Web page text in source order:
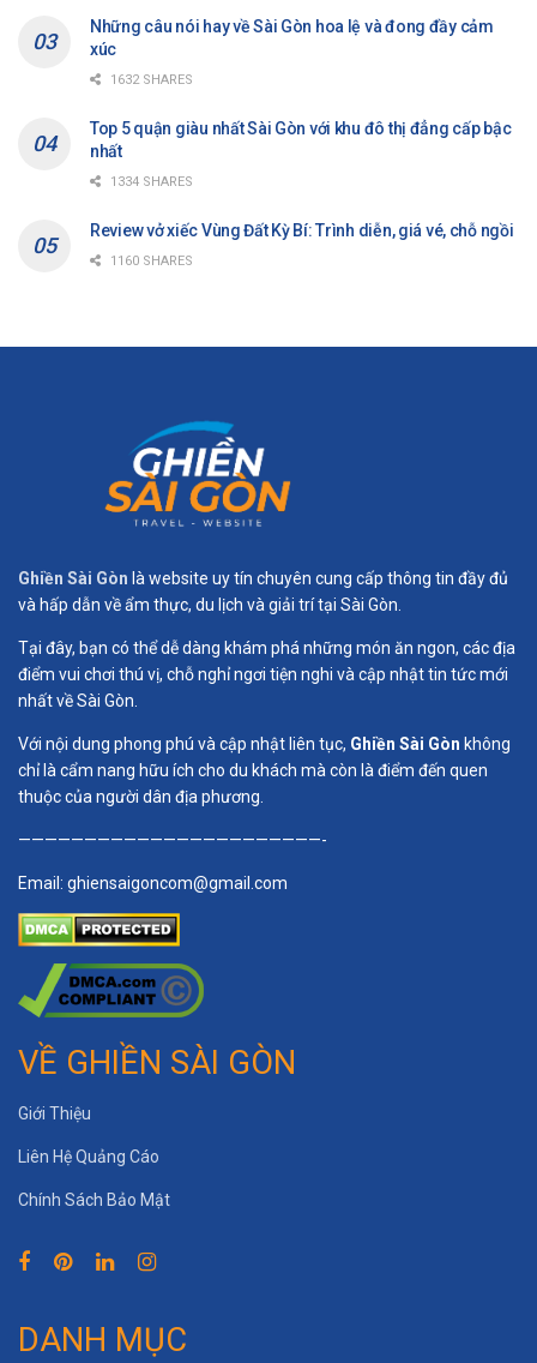
Những câu nói hay về Sài Gòn hoa lệ và đong đầy cảm
xúc
1632 SHARES
Top 5 quận giàu nhất Sài Gòn với khu đô thị đẳng cấp bậc
nhất
1334 SHARES
Review vở xiếc Vùng Đất Kỳ Bí: Trình diễn, giá vé, chỗ ngồi
1160 SHARES
Ghiền Sài Gòn là website uy tín chuyên cung cấp thông tin đầy đủ
và hấp dẫn về ẩm thực, du lịch và giải trí tại Sài Gòn.
Tại đây, bạn có thể dễ dàng khám phá những món ăn ngon, các địa
điểm vui chơi thú vị, chỗ nghỉ ngơi tiện nghi và cập nhật tin tức mới
nhất về Sài Gòn.
Với nội dung phong phú và cập nhật liên tục, Ghiền Sài Gòn không
chỉ là cẩm nang hữu ích cho du khách mà còn là điểm đến quen
thuộc của người dân địa phương.
———————————————————————-
Email: ghiensaigoncom@gmail.com
VỀ GHIỀN SÀI GÒN
Giới Thiệu
Liên Hệ Quảng Cáo
Chính Sách Bảo Mật
DANH MỤC